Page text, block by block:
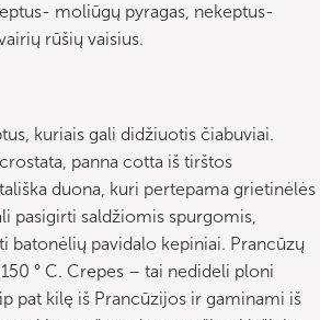
moliūgų pyragas, nekeptus-
rūšių vaisius.
kuriais gali didžiuotis čiabuviai.
panna cotta iš tirštos
duona, kuri pertepama grietinėlės
pasigirti saldžiomis spurgomis,
batonėlių pavidalo kepiniai. Prancūzų
° C. Crepes – tai nedideli ploni
pat kilę iš Prancūzijos ir gaminami iš